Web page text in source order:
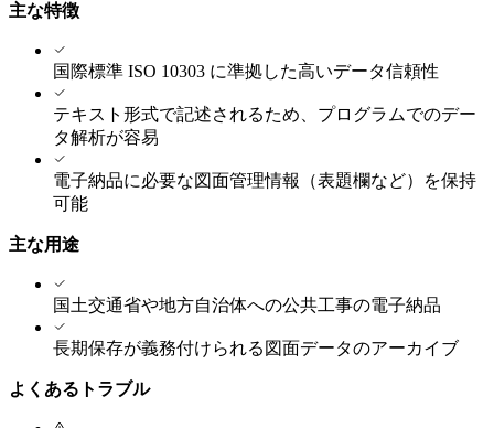
主な特徴
国際標準 ISO 10303 に準拠した高いデータ信頼性
テキスト形式で記述されるため、プログラムでのデー
タ解析が容易
電子納品に必要な図面管理情報（表題欄など）を保持
可能
主な用途
国土交通省や地方自治体への公共工事の電子納品
長期保存が義務付けられる図面データのアーカイブ
よくあるトラブル